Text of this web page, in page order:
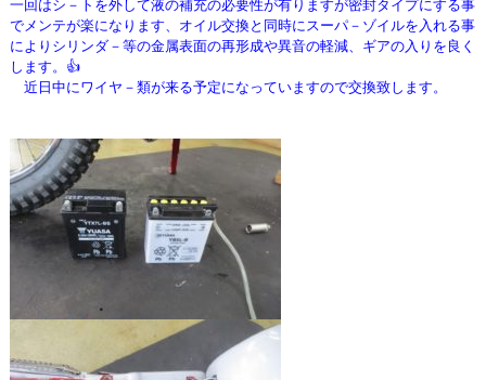
一回はシ－トを外して液の補充の必要性が有りますが密封タイプにする事
でメンテが楽になります、オイル交換と同時にスーパ－ゾイルを入れる事
によりシリンダ－等の金属表面の再形成や異音の軽減、ギアの入りを良く
します。👍
近日中にワイヤ－類が来る予定になっていますので交換致します。